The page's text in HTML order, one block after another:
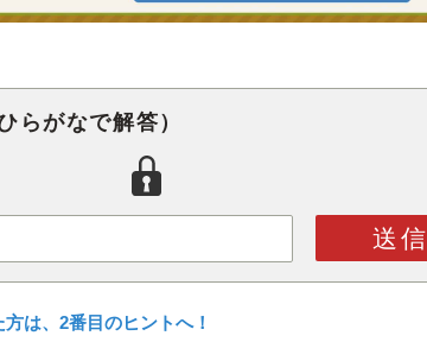
らがなで解答）
送信
は、2番目のヒントへ！